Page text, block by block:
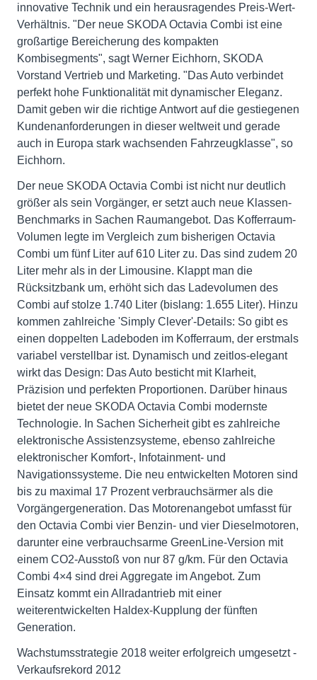
innovative Technik und ein herausragendes Preis-Wert-
Verhältnis. "Der neue SKODA Octavia Combi ist eine
großartige Bereicherung des kompakten
Kombisegments", sagt Werner Eichhorn, SKODA
Vorstand Vertrieb und Marketing. "Das Auto verbindet
perfekt hohe Funktionalität mit dynamischer Eleganz.
Damit geben wir die richtige Antwort auf die gestiegenen
Kundenanforderungen in dieser weltweit und gerade
auch in Europa stark wachsenden Fahrzeugklasse", so
Eichhorn.
Der neue SKODA Octavia Combi ist nicht nur deutlich
größer als sein Vorgänger, er setzt auch neue Klassen-
Benchmarks in Sachen Raumangebot. Das Kofferraum-
Volumen legte im Vergleich zum bisherigen Octavia
Combi um fünf Liter auf 610 Liter zu. Das sind zudem 20
Liter mehr als in der Limousine. Klappt man die
Rücksitzbank um, erhöht sich das Ladevolumen des
Combi auf stolze 1.740 Liter (bislang: 1.655 Liter). Hinzu
kommen zahlreiche 'Simply Clever'-Details: So gibt es
einen doppelten Ladeboden im Kofferraum, der erstmals
variabel verstellbar ist. Dynamisch und zeitlos-elegant
wirkt das Design: Das Auto besticht mit Klarheit,
Präzision und perfekten Proportionen. Darüber hinaus
bietet der neue SKODA Octavia Combi modernste
Technologie. In Sachen Sicherheit gibt es zahlreiche
elektronische Assistenzsysteme, ebenso zahlreiche
elektronischer Komfort-, Infotainment- und
Navigationssysteme. Die neu entwickelten Motoren sind
bis zu maximal 17 Prozent verbrauchsärmer als die
Vorgängergeneration. Das Motorenangebot umfasst für
den Octavia Combi vier Benzin- und vier Dieselmotoren,
darunter eine verbrauchsarme GreenLine-Version mit
einem CO2-Ausstoß von nur 87 g/km. Für den Octavia
Combi 4×4 sind drei Aggregate im Angebot. Zum
Einsatz kommt ein Allradantrieb mit einer
weiterentwickelten Haldex-Kupplung der fünften
Generation.
Wachstumsstrategie 2018 weiter erfolgreich umgesetzt -
Verkaufsrekord 2012